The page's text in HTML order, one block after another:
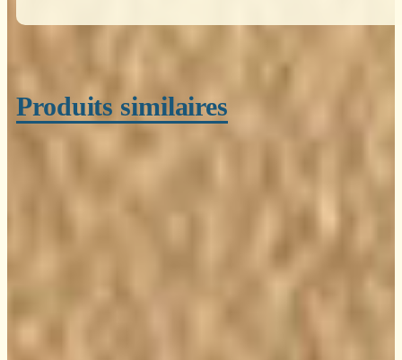
Produits similaires